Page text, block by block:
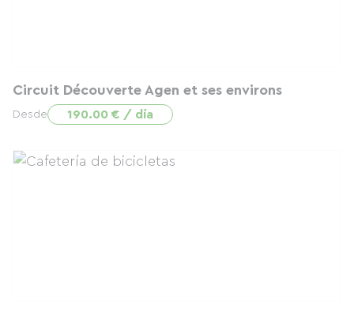
Circuit Découverte Agen et ses environs
Desde 190.00 € / día